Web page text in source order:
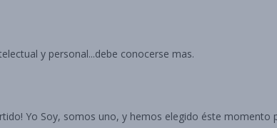
desafío intelectual y personal...debe conocerse mas.
Yo Soy, somos uno, y hemos elegido éste momento